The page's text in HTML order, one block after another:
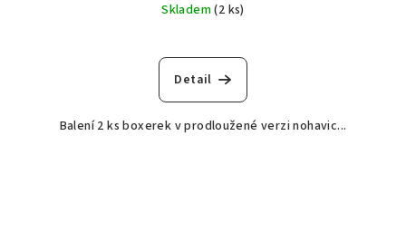
Skladem(2 ks)
Detail
Balení 2 ks boxerek v prodloužené verzi nohavic...